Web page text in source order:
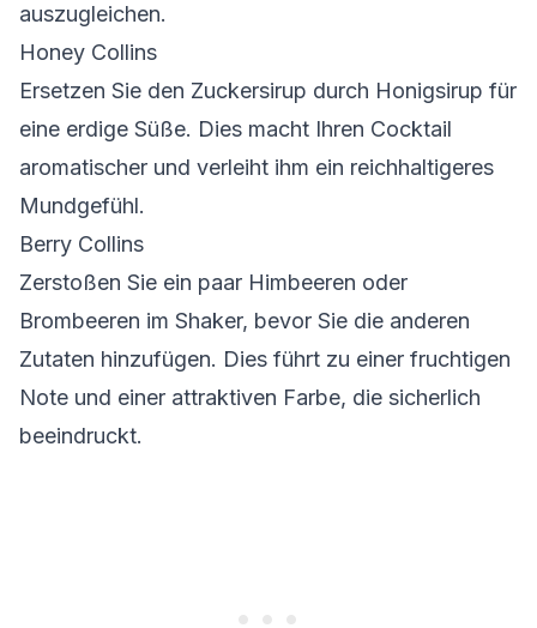
auszugleichen.
Honey Collins
Ersetzen Sie den Zuckersirup durch Honigsirup für
eine erdige Süße. Dies macht Ihren Cocktail
aromatischer und verleiht ihm ein reichhaltigeres
Mundgefühl.
Berry Collins
Zerstoßen Sie ein paar Himbeeren oder
Brombeeren im Shaker, bevor Sie die anderen
Zutaten hinzufügen. Dies führt zu einer fruchtigen
Note und einer attraktiven Farbe, die sicherlich
beeindruckt.